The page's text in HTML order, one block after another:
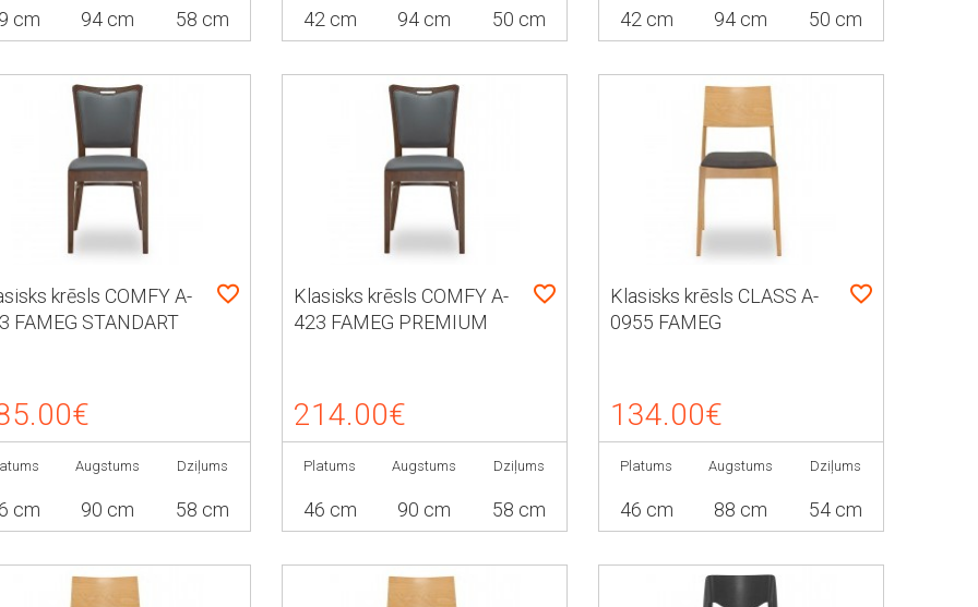
cm 94 cm 58 cm 42 cm 94 cm 50 cm 42 cm 94 cm 50 cm
krēsls COMFY A-
FAMEG STANDART
cm
Augstums
90 cm
Dziļums
58 cm
Klasisks krēsls COMFY A-
423 FAMEG PREMIUM
214.00€
Platums
46 cm
Augstums
90 cm
Dziļums
58 cm
Klasisks krēsls CLASS A-
0955 FAMEG
134.00€
Platums
46 cm
Augstums
88 cm
Dziļums
54 cm